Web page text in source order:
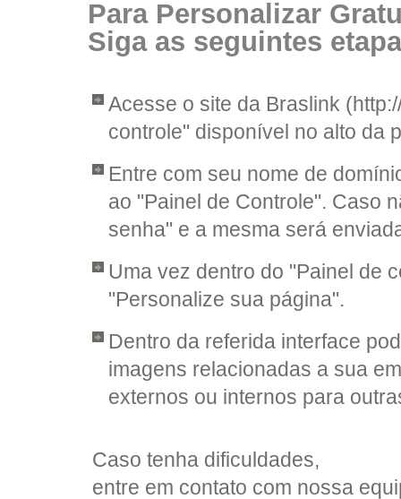
Para Personalizar
Siga as seguintes
Acesse o site da Braslink
controle" disponível no alto da
Entre com seu nome de
ao "Painel de Controle". Caso
senha" e a mesma será
Uma vez dentro do "Painel de
"Personalize sua página".
Dentro da referida interface
imagens relacionadas a sua
externos ou internos para
Caso tenha dificuldades,
entre em contato com nossa